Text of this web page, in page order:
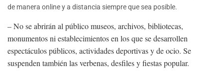
de manera online y a distancia siempre que sea posible.
– No se abrirán al público museos, archivos, bibliotecas,
monumentos ni establecimientos en los que se desarrollen
espectáculos públicos, actividades deportivas y de ocio. Se
suspenden también las verbenas, desfiles y fiestas popular.